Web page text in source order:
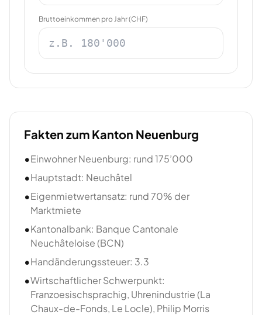
Bruttoeinkommen pro Jahr (CHF)
Fakten zum Kanton Neuenburg
•Einwohner Neuenburg: rund 175’000
•Hauptstadt: Neuchâtel
•Eigenmietwertansatz: rund 70% der
Marktmiete
•Kantonalbank: Banque Cantonale
Neuchâteloise (BCN)
•Handänderungssteuer: 3.3
•Wirtschaftlicher Schwerpunkt:
Franzoesischsprachig, Uhrenindustrie (La
Chaux-de-Fonds, Le Locle), Philip Morris